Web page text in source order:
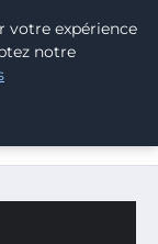
votre expérience
notre